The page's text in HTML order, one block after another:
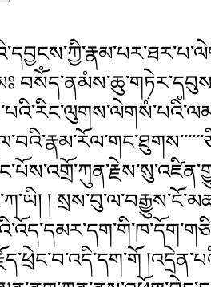
།